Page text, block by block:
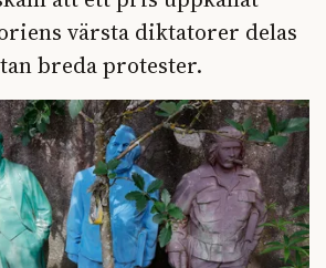
värsta diktatorer delas
breda protester.